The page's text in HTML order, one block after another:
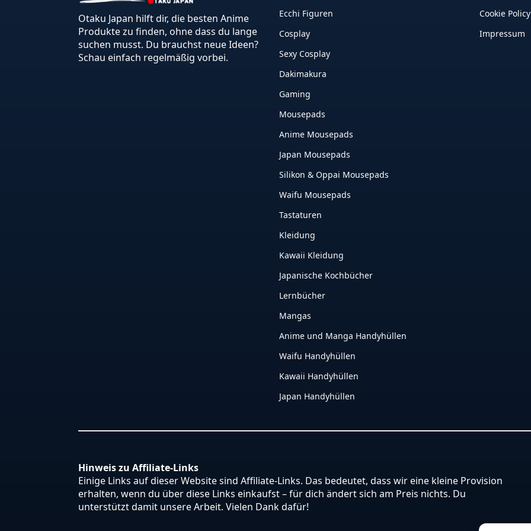
Otaku Japan hilft dir, die besten Anime
Produkte zu finden, ohne dass du lange
suchen musst. Du brauchst neue Ideen?
Schau einfach regelmäßig vorbei.
Ecchi Figuren
Cosplay
Sexy Cosplay
Dakimakura
Gaming
Mousepads
Anime Mousepads
Japan Mousepads
Silikon & Oppai Mousepads
Waifu Mousepads
Tastaturen
Kleidung
Kawaii Kleidung
Japanische Kochbücher
Lernbücher
Mangas
Anime und Manga Handyhüllen
Waifu Handyhüllen
Kawaii Handyhüllen
Japan Handyhüllen
Cookie
Impressum
Hinweis zu Affiliate-Links
Einige Links auf dieser Website sind Affiliate-Links. Das bedeutet, dass wir eine kleine Provision
erhalten, wenn du über diese Links einkaufst – für dich ändert sich am Preis nichts. Du
unterstützt damit unsere Arbeit. Vielen Dank dafür!